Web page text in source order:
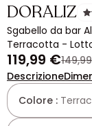
DORALIZ
Sgabello da bar
Terracotta - Lotto
119,99 €
Descrizione
Colore :